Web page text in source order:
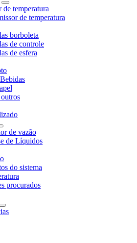
de temperatura
de temperatura
borboleta
de controle
de esfera
de vazão
de Líquidos
do sistema
procurados